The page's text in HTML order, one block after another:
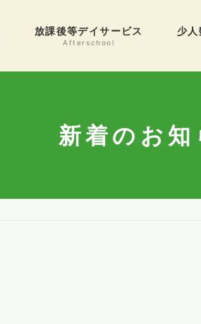
放課後等デイサービス
Afterschool
少
新着のお知